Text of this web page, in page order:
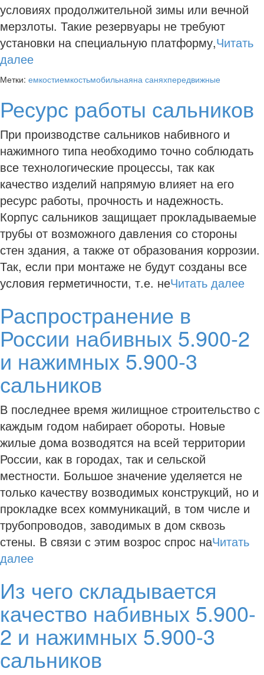
условиях продолжительной зимы или вечной
мерзлоты. Такие резервуары не требуют
установки на специальную платформу,Читать
далее
Метки: емкостиемкостьмобильнаяна саняхпередвижные
Ресурс работы сальников
При производстве сальников набивного и
нажимного типа необходимо точно соблюдать
все технологические процессы, так как
качество изделий напрямую влияет на его
ресурс работы, прочность и надежность.
Корпус сальников защищает прокладываемые
трубы от возможного давления со стороны
стен здания, а также от образования коррозии.
Так, если при монтаже не будут созданы все
условия герметичности, т.е. неЧитать далее
Распространение в
России набивных 5.900-2
и нажимных 5.900-3
сальников
В последнее время жилищное строительство с
каждым годом набирает обороты. Новые
жилые дома возводятся на всей территории
России, как в городах, так и сельской
местности. Большое значение уделяется не
только качеству возводимых конструкций, но и
прокладке всех коммуникаций, в том числе и
трубопроводов, заводимых в дом сквозь
стены. В связи с этим возрос спрос наЧитать
далее
Из чего складывается
качество набивных 5.900-
2 и нажимных 5.900-3
сальников